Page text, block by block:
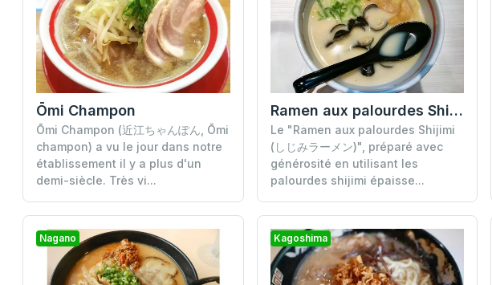
Ōmi Champon
Ōmi Champon (近江ちゃんぽん, Ōmi
champon) a vu le jour dans notre
établissement il y a plus d'un
demi-siècle. Très vi...
Ramen aux palourdes Shijimi
Le "Ramen aux palourdes Shijimi
(しじみラーメン)", préparé avec
générosité en utilisant les
palourdes shijimi épaisse...
Nagano Kagoshima